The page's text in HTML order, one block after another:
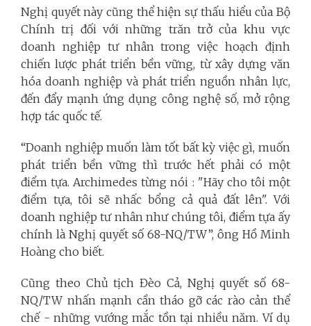
Nghị quyết này cũng thể hiện sự thấu hiểu của Bộ
Chính trị đối với những trăn trở của khu vực
doanh nghiệp tư nhân trong việc hoạch định
chiến lược phát triển bền vững, từ xây dựng văn
hóa doanh nghiệp và phát triển nguồn nhân lực,
đến đẩy mạnh ứng dụng công nghệ số, mở rộng
hợp tác quốc tế.
“Doanh nghiệp muốn làm tốt bất kỳ việc gì, muốn
phát triển bền vững thì trước hết phải có một
điểm tựa. Archimedes từng nói : "Hãy cho tôi một
điểm tựa, tôi sẽ nhấc bổng cả quả đất lên". Với
doanh nghiệp tư nhân như chúng tôi, điểm tựa ấy
chính là Nghị quyết số 68-NQ/TW”, ông Hồ Minh
Hoàng cho biết.
Cũng theo Chủ tịch Đèo Cả, Nghị quyết số 68-
NQ/TW nhấn mạnh cần tháo gỡ các rào cản thể
chế - những vướng mắc tồn tại nhiều năm. Ví dụ